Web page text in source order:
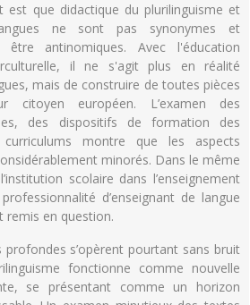
est que didactique du plurilinguisme et
ne sont pas synonymes et
être antinomiques. Avec l'éducation
il ne s'agit plus en réalité
mais de construire de toutes pièces
citoyen européen. L’examen des
des dispositifs de formation des
curriculums montre que les aspects
minorés. Dans le même
scolaire dans l’enseignement
d’enseignant de langue
en question.
s’opèrent pourtant sans bruit
fonctionne comme nouvelle
se présentant comme un horizon